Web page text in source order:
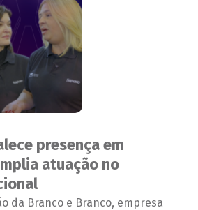
presença em
atuação no
da Branco e Branco, empresa